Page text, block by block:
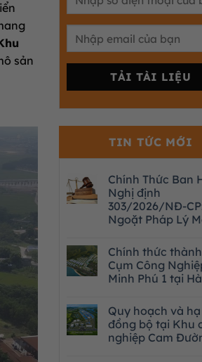
sản
TIN TỨC MỚI
Chính Thức Ban
Nghị định
303/2026/NĐ-
Ngoặt Pháp Lý
Chính thức
Cụm Công
Minh Phú 1 tại
Quy hoạch và
đồng bộ tại Khu
nghiệp Cam